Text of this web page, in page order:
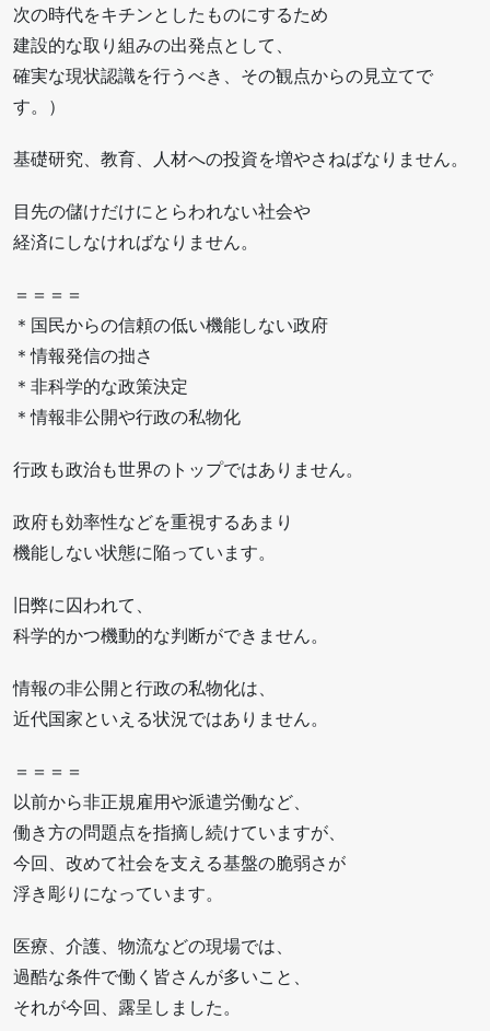
次の時代をキチンとしたものにするため
建設的な取り組みの出発点として、
確実な現状認識を行うべき、その観点からの見立てで
す。）
基礎研究、教育、人材への投資を増やさねばなりません。
目先の儲けだけにとらわれない社会や
経済にしなければなりません。
＝＝＝＝
＊国民からの信頼の低い機能しない政府
＊情報発信の拙さ
＊非科学的な政策決定
＊情報非公開や行政の私物化
行政も政治も世界のトップではありません。
政府も効率性などを重視するあまり
機能しない状態に陥っています。
旧弊に囚われて、
科学的かつ機動的な判断ができません。
情報の非公開と行政の私物化は、
近代国家といえる状況ではありません。
＝＝＝＝
以前から非正規雇用や派遣労働など、
働き方の問題点を指摘し続けていますが、
今回、改めて社会を支える基盤の脆弱さが
浮き彫りになっています。
医療、介護、物流などの現場では、
過酷な条件で働く皆さんが多いこと、
それが今回、露呈しました。